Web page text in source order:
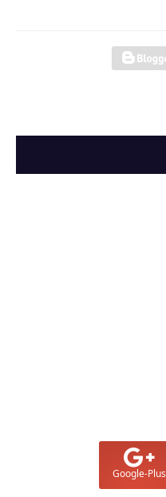
Google-Plus